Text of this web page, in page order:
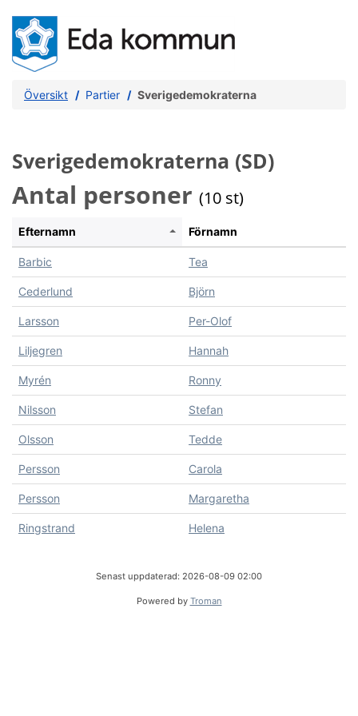
Översikt Partier Sverigedemokraterna
Sverigedemokraterna (SD)
Antal personer (10 st)
Efternamn Förnamn
Barbic Tea
Cederlund Björn
Larsson Per-Olof
Liljegren Hannah
Myrén Ronny
Nilsson Stefan
Olsson Tedde
Persson Carola
Persson Margaretha
Ringstrand Helena
Senast uppdaterad: 2026-08-09 02:00
Powered by Troman